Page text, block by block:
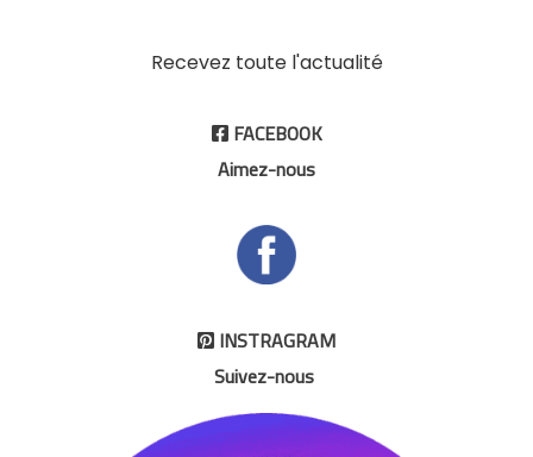
Recevez toute l'actualité
FACEBOOK
Aimez-nous
 INSTRAGRAM
Suivez-nous